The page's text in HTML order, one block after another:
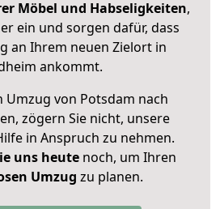
Möbel und Habseligkeiten,
ein und sorgen dafür, dass
an Ihrem neuen Zielort in
ankommt.
Umzug von Potsdam nach
zögern Sie nicht, unsere
in Anspruch zu nehmen.
uns heutenoch, um Ihren
Umzug zu planen.